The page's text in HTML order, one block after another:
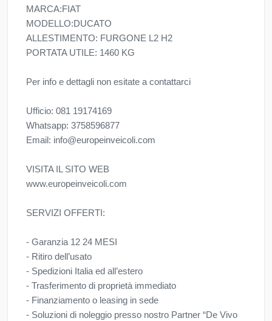
MARCA:FIAT
MODELLO:DUCATO
ALLESTIMENTO: FURGONE L2 H2
PORTATA UTILE: 1460 KG
Per info e dettagli non esitate a contattarci
Ufficio: 081 19174169
Whatsapp: 3758596877
Email: info@europeinveicoli.com
VISITA IL SITO WEB
www.europeinveicoli.com
SERVIZI OFFERTI:
- Garanzia 12 24 MESI
- Ritiro dell’usato
- Spedizioni Italia ed all’estero
- Trasferimento di proprietà immediato
- Finanziamento o leasing in sede
- Soluzioni di noleggio presso nostro Partner “De Vivo